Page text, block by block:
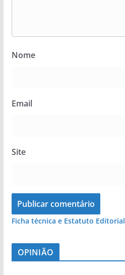
Nome
Email
Site
Ficha técnica e Estatuto Editorial
OPINIÃO